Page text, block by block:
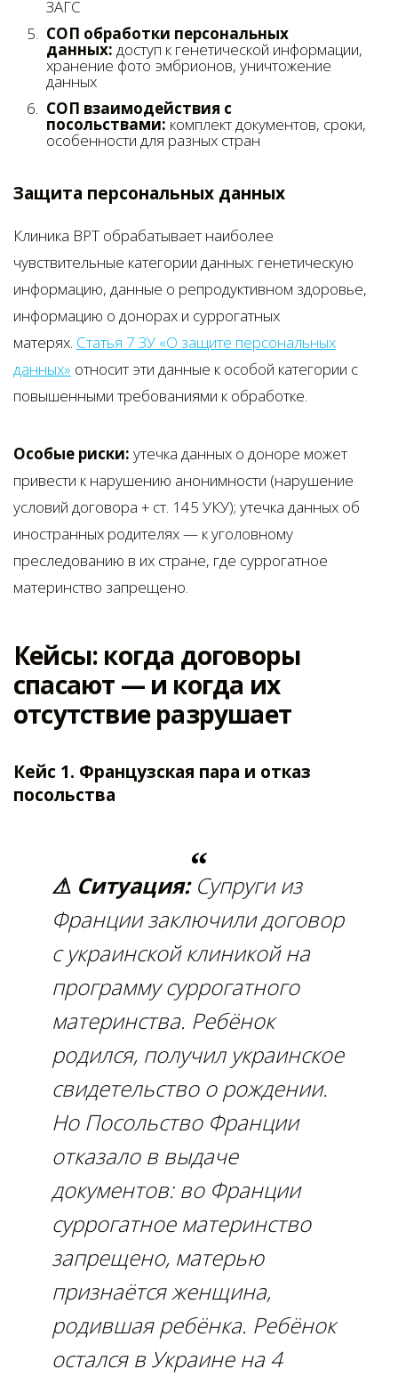
ЗАГС
СОП обработки персональных
данных: доступ к генетической информации,
хранение фото эмбрионов, уничтожение
данных
СОП взаимодействия с
посольствами: комплект документов, сроки,
особенности для разных стран
Защита персональных данных
Клиника ВРТ обрабатывает наиболее
чувствительные категории данных: генетическую
информацию, данные о репродуктивном здоровье,
информацию о донорах и суррогатных
матерях. Статья 7 ЗУ «О защите персональных
данных» относит эти данные к особой категории с
повышенными требованиями к обработке.
Особые риски: утечка данных о доноре может
привести к нарушению анонимности (нарушение
условий договора + ст. 145 УКУ); утечка данных об
иностранных родителях — к уголовному
преследованию в их стране, где суррогатное
материнство запрещено.
Кейсы: когда договоры
спасают — и когда их
отсутствие разрушает
Кейс 1. Французская пара и отказ
посольства
⚠ Ситуация:Супруги из
Франции заключили договор
с украинской клиникой на
программу суррогатного
материнства. Ребёнок
родился, получил украинское
свидетельство о рождении.
Но Посольство Франции
отказало в выдаче
документов: во Франции
суррогатное материнство
запрещено, матерью
признаётся женщина,
родившая ребёнка. Ребёнок
остался в Украине на 4